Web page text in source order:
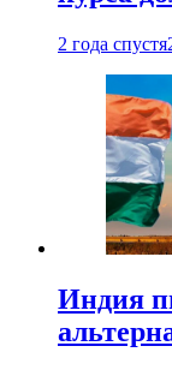
2 года спустя
Индия